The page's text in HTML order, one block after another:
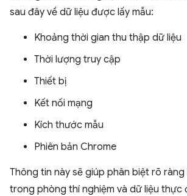
sau đây về dữ liệu được lấy mẫu:
Khoảng thời gian thu thập dữ liệu
Thời lượng truy cập
Thiết bị
Kết nối mạng
Kích thước mẫu
Phiên bản Chrome
Thông tin này sẽ giúp phân biệt rõ
trong phòng thí nghiệm và dữ liệu thực